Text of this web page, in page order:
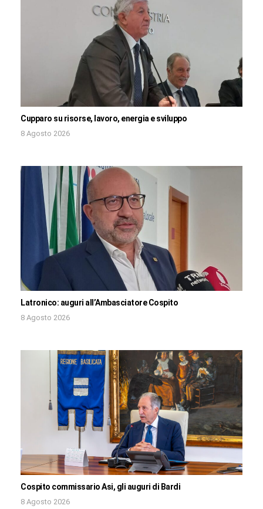
Cupparo su risorse, lavoro, energia e sviluppo
8 Agosto 2026
Latronico: auguri all’Ambasciatore Cospito
8 Agosto 2026
Cospito commissario Asi, gli auguri di Bardi
8 Agosto 2026